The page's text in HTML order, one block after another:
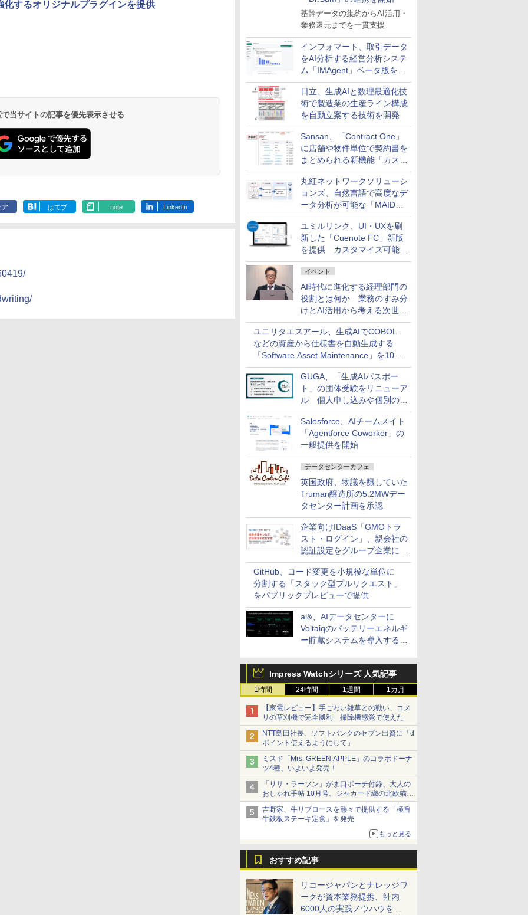
基幹データの集約からAI活用・
業務還元までを一貫支援
インフォマート、取引データ
をAI分析する経営分析システ
ム「IMAgent」ベータ版を提
供
日立、生成AIと数理最適化技
術で製造業の生産ライン構成
を自動立案する技術を開発
Sansan、「Contract One」
に店舗や物件単位で契約書を
まとめられる新機能「カスタ
ム契約ツリー」を追加
丸紅ネットワークソリューシ
ョンズ、自然言語で高度なデ
ータ分析が可能な「MAIDOA
AI ASSIST」を9月より提供
ユミルリンク、UI・UXを刷
新した「Cuenote FC」新版
を提供 カスタマイズ可能な
ダッシュボード画面を搭載
イベント
AI時代に進化する経理部門の
役割とは何か 業務のすみ分
けとAI活用から考える次世代
ファイナンス戦略
ユニリタエスアール、生成AIでCOBOL
などの資産から仕様書を自動生成する
「Software Asset Maintenance」を10月
に発売
GUGA、「生成AIパスポー
ト」の団体受験をリニューア
ル 個人申し込みや個別の支
払いなどに対応
Salesforce、AIチームメイト
「Agentforce Coworker」の
一般提供を開始
データセンターカフェ
英国政府、物議を醸していた
Truman醸造所の5.2MWデー
タセンター計画を承認
企業向けIDaaS「GMOトラ
スト・ログイン」、親会社の
認証設定をグループ企業に展
開できる新機能を提供
GitHub、コード変更を小規模な単位に
分割する「スタック型プルリクエスト」
をパブリックプレビューで提供
ai&、AIデータセンターに
Voltaiqのバッテリーエネルギ
ー貯蔵システムを導入する計
Impress Watchシリーズ 人気記事
1時間 24時間 1週間 1カ月
【家電レビュー】手ごわい雑草との戦い、コメ
リの草刈機で完全勝利 掃除機感覚で使えた
NTT島田社長、ソフトバンクのセブン出資に「d
ポイント使えるようにして」
ミスド「Mrs. GREEN APPLE」のコラボドーナ
ツ4種、いよいよ発売！
「リサ・ラーソン」がま口ポーチ付録、大人の
おしゃれ手帖 10月号。ジャカード織の北欧猫デ
ザイン
吉野家、牛リブロースを熱々で提供する「極旨
牛鉄板ステーキ定食」を発売
もっと見る
おすすめ記事
リコージャパンとナレッジワ
ークが資本業務提携、社内
6000人の実践ノウハウを生
するオリジナルプラグインを提供
当サイトの記事を優先表示させる
ア はてブ note LinkedIn